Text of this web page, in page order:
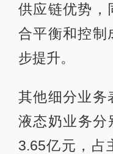
供应链优势，
合平衡和控制
步提升。
其他细分业务
液态奶业务分
3.65亿元，占